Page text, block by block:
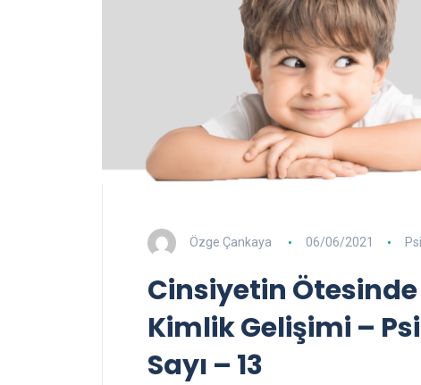
Özge Çankaya 06/06/2021
Cinsiyetin Ötesinde
Kimlik Gelişimi –
Sayı – 13